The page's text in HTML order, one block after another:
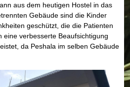
aus dem heutigen Hostel in das
Gebäude sind die Kinder
geschützt, die die Patienten
eine verbesserte Beaufsichtigung
da Peshala im selben Gebäude